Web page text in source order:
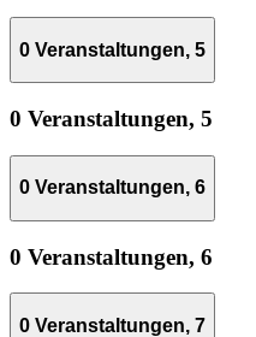
0 Veranstaltungen, 5
0 Veranstaltungen, 5
0 Veranstaltungen, 6
0 Veranstaltungen, 6
0 Veranstaltungen, 7